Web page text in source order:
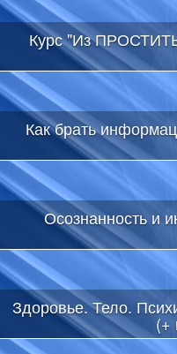
Курс "Из
Как брать
Осознанность и
Здоровье. Тело.
(+